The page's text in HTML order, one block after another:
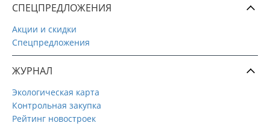
СПЕЦПРЕДЛОЖЕНИЯ
Акции и скидки
Спецпредложения
ЖУРНАЛ
Экологическая карта
Контрольная закупка
Рейтинг новостроек